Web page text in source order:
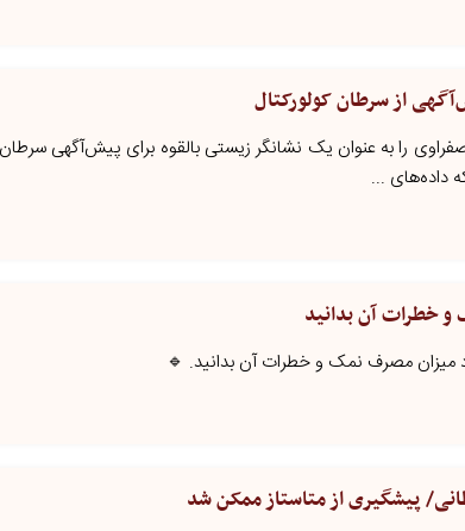
از سرطان کولورکتال
صفراوی را به عنوان یک نشانگر زیستی بالقوه برای پیش‌آگهی
داده‌های ...
خطرات آن بدانید
میزان مصرف نمک و خطرات آن بدانید. 🔹
پیشگیری از متاستاز ممکن شد